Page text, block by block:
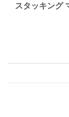
スタッキング